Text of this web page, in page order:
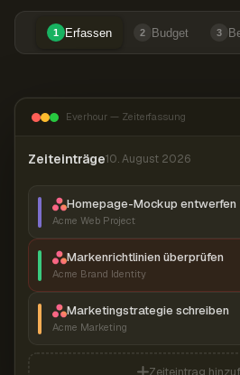
1 Erfassen 2 Budget 3
Everhour — Zeiterfassung
Zeiteinträge10. August 2026
Homepage-Mockup entwerfen
Acme Web Project
Markenrichtlinien überprüfen
Acme Brand Identity
Marketingstrategie schreiben
Acme Marketing
Zeiteintrag